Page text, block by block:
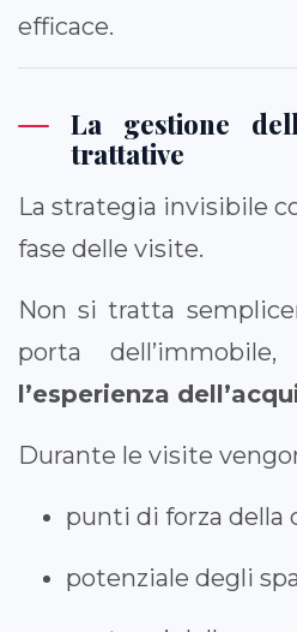
efficace.
La gestione
trattative
La strategia invisibile
fase delle visite.
Non si tratta
porta
l’esperienza
Durante le visite
punti di forza della
potenziale degli